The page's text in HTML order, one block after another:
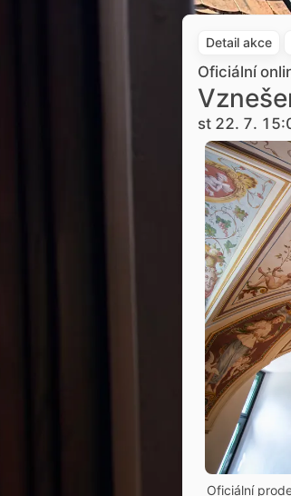
Detail akce
Oficiální
st 22. 7.
Oficiální